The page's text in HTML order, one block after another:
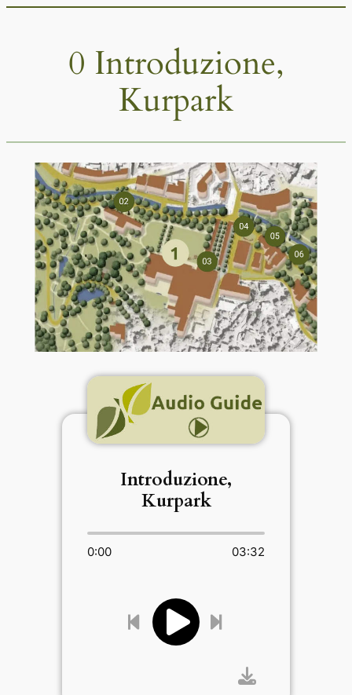
0 Introduzione,
Kurpark
Introduzione,
Kurpark
0:00 03:32